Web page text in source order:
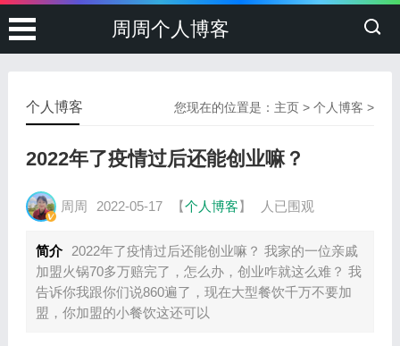
周周个人博客
您现在的位置是： 主页 >个人博客 >
个人博客
2022年了疫情过后还能创业嘛？
周周 2022-05-17 【个人博客】 人已围观
简介
2022年了疫情过后还能创业嘛？ 我家的一位亲戚
加盟火锅70多万赔完了，怎么办，创业咋就这么难？ 我
告诉你我跟你们说860遍了，现在大型餐饮千万不要加
盟，你加盟的小餐饮这还可以